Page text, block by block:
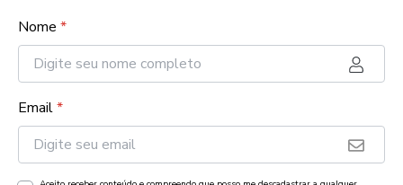
Nome *
Email*